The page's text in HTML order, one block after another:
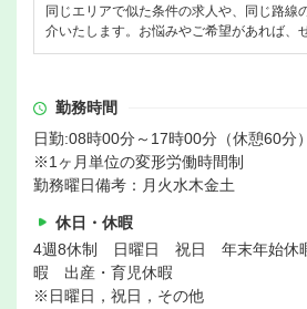
同じエリアで似た条件の求人や、同じ路線
介いたします。お悩みやご希望があれば、
勤務時間
日勤:08時00分～17時00分（休憩60分）
※1ヶ月単位の変形労働時間制
勤務曜日備考：月火水木金土
休日・休暇
4週8休制 日曜日 祝日 年末年始
暇 出産・育児休暇
※日曜日，祝日，その他